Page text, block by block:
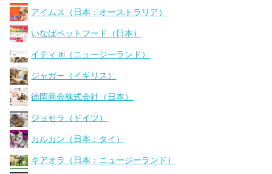
アイムス（日本：オーストラリア）
いなばペットフード（日本）
イティ iti（ニュージーランド）
ジャガー（イギリス）
徳岡商会株式会社（日本）
ジョセラ（ドイツ）
カルカン（日本：タイ）
キアオラ（日本：ニュージーランド）